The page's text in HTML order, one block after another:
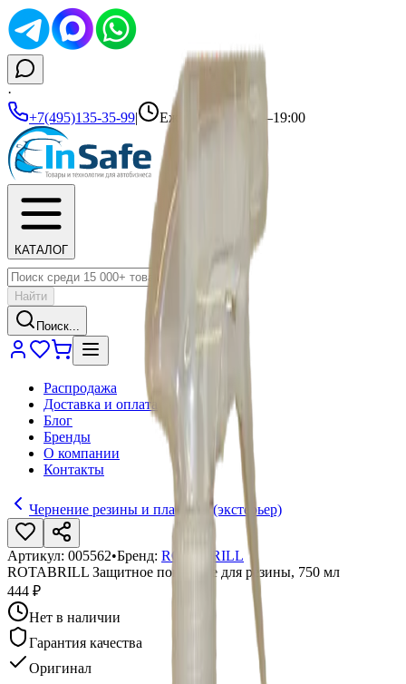
·
+7(495)135-35-99| Ежедневно 10:00–19:00
КАТАЛОГ
Найти
Поиск...
Распродажа
Доставка и оплата
Блог
Бренды
О компании
Контакты
Чернение резины и пластика (экстерьер)
Артикул: 005562•Бренд: ROTABRILL
ROTABRILL Защитное покрытие для резины, 750 мл
444 ₽
Нет в наличии
Гарантия качества
Оригинал